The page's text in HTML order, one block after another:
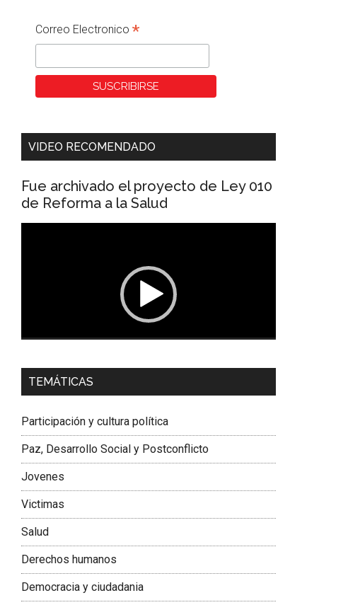
Correo Electronico *
VIDEO RECOMENDADO
Fue archivado el proyecto de Ley 010
de Reforma a la Salud
Dra. Carolina Corcho Mejía,
Latinoamericana Sur, Vicepresidenta Federación
TEMÁTICAS
Participación y cultura política
Paz, Desarrollo Social y Postconflicto
Jovenes
Victimas
Salud
Derechos humanos
Democracia y ciudadania